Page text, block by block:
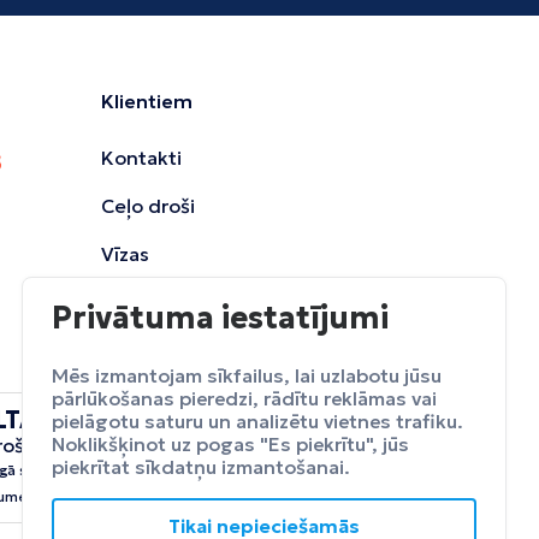
Klientiem
Kontakti
Ceļo droši
Vīzas
ceļojumu
sevi no neparedzētiem
Apdrošināt
Privātuma iestatījumi
Mēs izmantojam sīkfailus, lai uzlabotu jūsu
pārlūkošanas pieredzi, rādītu reklāmas vai
pielāgotu saturu un analizētu vietnes trafiku.
Noklikšķinot uz pogas "Es piekrītu", jūs
piekrītat sīkdatņu izmantošanai.
Tikai nepieciešamās